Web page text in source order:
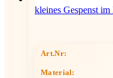
kleines Gespenst
Art.Nr:
Material: